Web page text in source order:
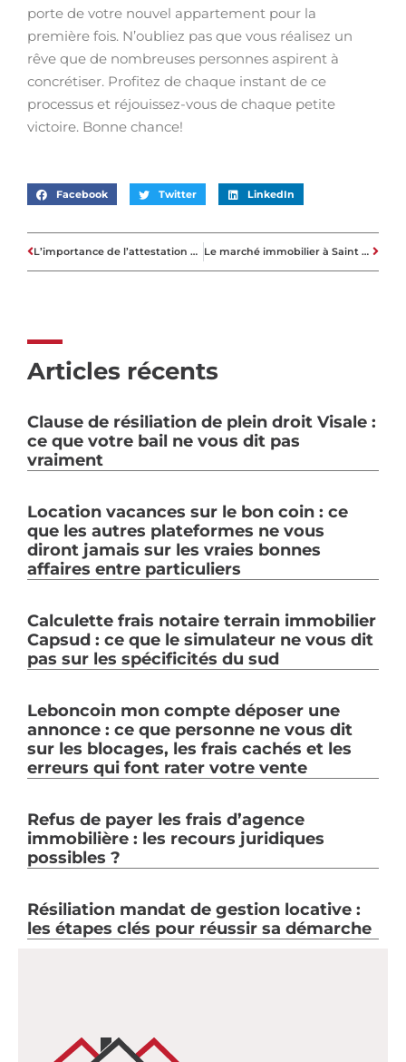
porte de votre nouvel appartement pour la
première fois. N’oubliez pas que vous réalisez un
rêve que de nombreuses personnes aspirent à
concrétiser. Profitez de chaque instant de ce
processus et réjouissez-vous de chaque petite
victoire. Bonne chance!
Facebook Twitter LinkedIn
L’importance de l’attestation de propriété lors de l’achat d’un bien immobilier Le marché immobilier à Saint Bauzille de Putois
Articles récents
Clause de résiliation de plein droit Visale :
ce que votre bail ne vous dit pas
vraiment
Location vacances sur le bon coin : ce
que les autres plateformes ne vous
diront jamais sur les vraies bonnes
affaires entre particuliers
Calculette frais notaire terrain immobilier
Capsud : ce que le simulateur ne vous dit
pas sur les spécificités du sud
Leboncoin mon compte déposer une
annonce : ce que personne ne vous dit
sur les blocages, les frais cachés et les
erreurs qui font rater votre vente
Refus de payer les frais d’agence
immobilière : les recours juridiques
possibles ?
Résiliation mandat de gestion locative :
les étapes clés pour réussir sa démarche